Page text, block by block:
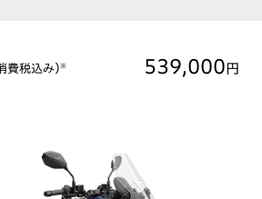
費税込み）※ 539,000円